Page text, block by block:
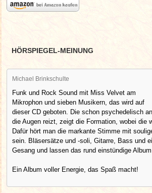
HÖRSPIEGEL-MEINUNG
Michael Brinkschulte
Funk und Rock Sound mit Miss Velvet am
Mikrophon und sieben Musikern, das wird auf
dieser CD geboten. Die schon psychedelisch
die Augen reizt, zeigt die Formation, wobei die
Dafür hört man die markante Stimme mit
sein. Bläsersätze und -soli, Gitarre, Bass und
Gesang und lassen das rund einstündige
Ein Album voller Energie, das Spaß macht!